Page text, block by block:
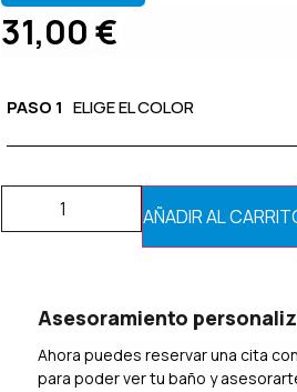
31,00€
PASO 1 ELIGE EL COLOR
AÑADIR AL
Asesoramiento
Ahora puedes reservar una cita
para poder ver tu baño y